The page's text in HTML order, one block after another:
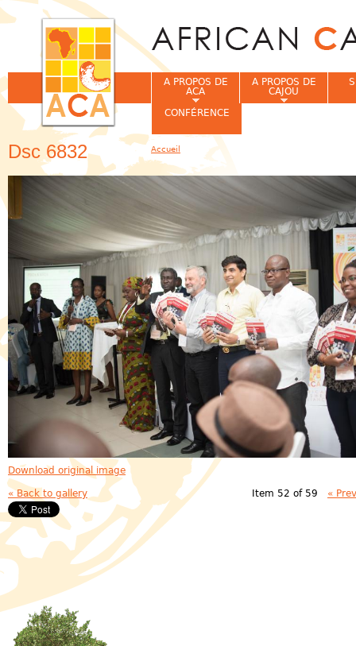
Dsc 6832
Download original image
« Back to gallery Item 52 of 59 «
A PROPOS DE
ACA
A PROPOS DE
CAJOU
CONFÉRENCE
Vous êtes ici
Accueil